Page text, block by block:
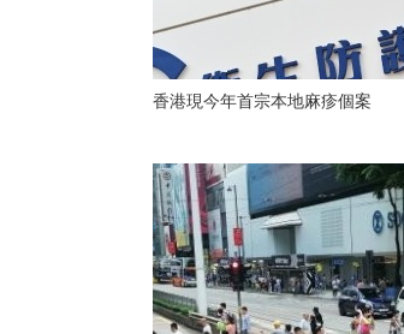
香港現今年首宗本地麻疹個案